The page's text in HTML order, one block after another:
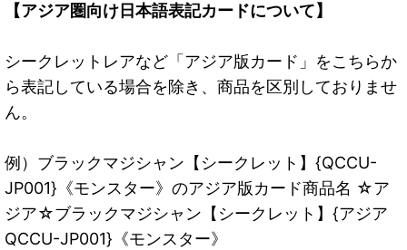
【アジア圏向け日本語表記カードについて】
シークレットレアなど「アジア版カード」をこちらか
ら表記している場合を除き、商品を区別しておりませ
ん。
例）ブラックマジシャン【シークレット】{QCCU-
JP001}《モンスター》のアジア版カード商品名 ☆ア
ジア☆ブラックマジシャン【シークレット】{アジア
QCCU-JP001}《モンスター》